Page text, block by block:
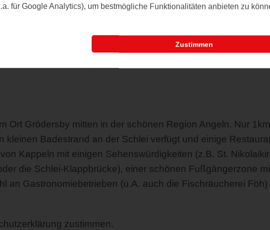
Beleuchtung Mit ÖPNV erreichbar
Ort Grödersby mitten in der schönen Region Angeln. Nur
kleinen Badestrand an der Schlei verfügt und einige
Kappeln mit einigen Sehenswürdigkeiten (z.B. St.
die Schlei-Klappbrücke), einer schönen Fußgängerzone
an Gastronomiebetrieben (u.A. auch die Fischräucherei
zustimmen.
für Google Analytics), um bestmögliche Funktionalitäten anbieten zu
Zustimmen